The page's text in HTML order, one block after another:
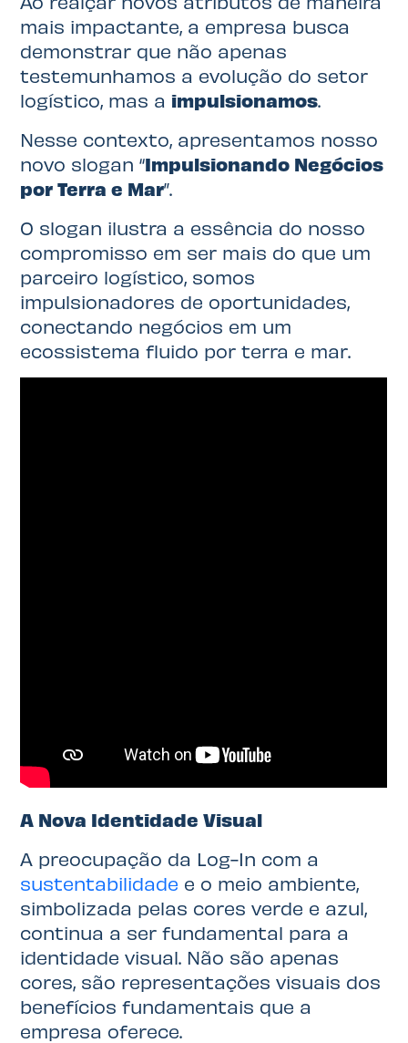
mais impactante, a empresa busca
demonstrar que não apenas
testemunhamos a evolução do setor
logístico, mas aimpulsionamos.
Nesse contexto, apresentamos nosso
novo slogan “Impulsionando Negócios
por Terra e Mar”.
O slogan ilustra a essência do nosso
compromisso em ser mais do que um
parceiro logístico, somos
impulsionadores de oportunidades,
conectando negócios em um
ecossistema fluido por terra e mar.
A Nova Identidade Visual
A preocupação da Log-In com a
sustentabilidade e o meio ambiente,
simbolizada pelas cores verde e azul,
continua a ser fundamental para a
identidade visual. Não são apenas
cores, são representações visuais dos
benefícios fundamentais que a
empresa oferece.